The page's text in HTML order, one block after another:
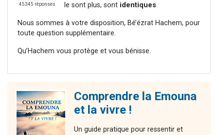
45345 réponses
le sont plus, sont identiques.
Nous sommes à votre disposition, Bé’ézrat Hachem, pour
toute question supplémentaire.
Qu’Hachem vous protège et vous bénisse.
Comprendre la Emouna
et la vivre !
Un guide pratique pour ressentir et